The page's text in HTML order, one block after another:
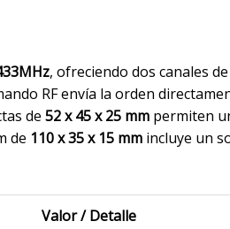
, ofreciendo dos canales
RF envía la orden
de 52 x 45 x 25 mmpermiten
de 110 x 35 x 15 mmincluye un
Valor / Detalle